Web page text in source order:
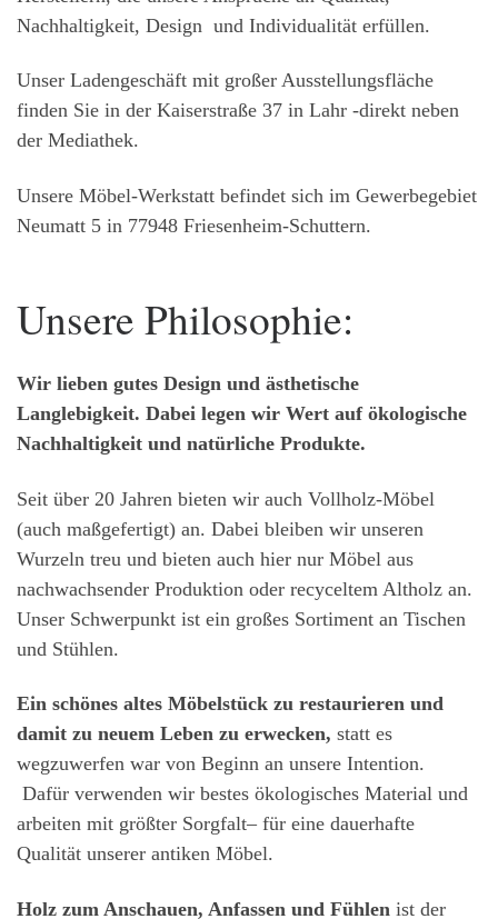
Nachhaltigkeit, Design und Individualität erfüllen.
Unser Ladengeschäft mit großer Ausstellungsfläche
finden Sie in der Kaiserstraße 37 in Lahr -direkt neben
der Mediathek.
Unsere Möbel-Werkstatt befindet sich im Gewerbegebiet
Neumatt 5 in 77948 Friesenheim-Schuttern.
Unsere Philosophie:
Wir lieben gutes Design und ästhetische
Langlebigkeit. Dabei legen wir Wert auf ökologische
Nachhaltigkeit und natürliche Produkte.
Seit über 20 Jahren bieten wir auch Vollholz-Möbel
(auch maßgefertigt) an. Dabei bleiben wir unseren
Wurzeln treu und bieten auch hier nur Möbel aus
nachwachsender Produktion oder recyceltem Altholz an.
Unser Schwerpunkt ist ein großes Sortiment an Tischen
und Stühlen.
Ein schönes altes Möbelstück zu restaurieren und
damit zu neuem Leben zu erwecken, statt es
wegzuwerfen war von Beginn an unsere Intention.
Dafür verwenden wir bestes ökologisches Material und
arbeiten mit größter Sorgfalt– für eine dauerhafte
Qualität unserer antiken Möbel.
Holz zum Anschauen, Anfassen und Fühlen ist der